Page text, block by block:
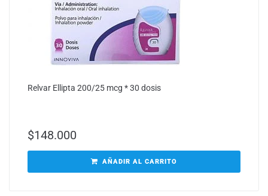
Relvar Ellipta 200/25 mcg * 30 dosis
$148.000
AÑADIR AL CARRITO